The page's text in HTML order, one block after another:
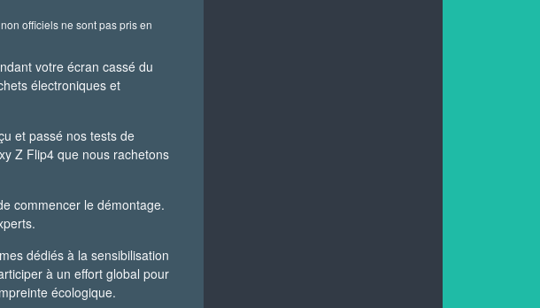
officiels ne sont pas pris en
votre écran cassé du
électroniques et
et passé nos tests de
Z Flip4 que nous rachetons
commencer le démontage.
dédiés à la sensibilisation
à un effort global pour
écologique.